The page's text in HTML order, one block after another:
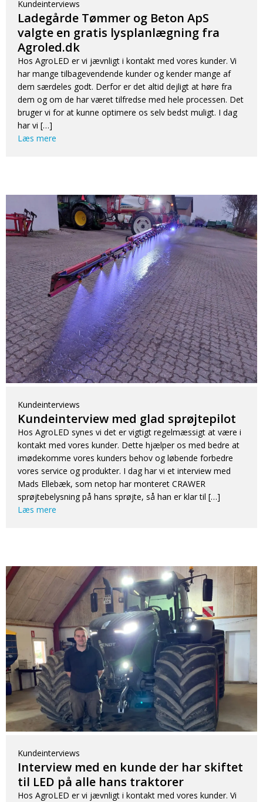
Kundeinterviews
Ladegårde Tømmer og Beton ApS
valgte en gratis lysplanlægning fra
Agroled.dk
Hos AgroLED er vi jævnligt i kontakt med vores kunder. Vi
har mange tilbagevendende kunder og kender mange af
dem særdeles godt. Derfor er det altid dejligt at høre fra
dem og om de har været tilfredse med hele processen. Det
bruger vi for at kunne optimere os selv bedst muligt. I dag
har vi […]
Læs mere
Kundeinterviews
Kundeinterview med glad sprøjtepilot
Hos AgroLED synes vi det er vigtigt regelmæssigt at være i
kontakt med vores kunder. Dette hjælper os med bedre at
imødekomme vores kunders behov og løbende forbedre
vores service og produkter. I dag har vi et interview med
Mads Ellebæk, som netop har monteret CRAWER
sprøjtebelysning på hans sprøjte, så han er klar til […]
Læs mere
Kundeinterviews
Interview med en kunde der har skiftet
til LED på alle hans traktorer
Hos AgroLED er vi jævnligt i kontakt med vores kunder. Vi